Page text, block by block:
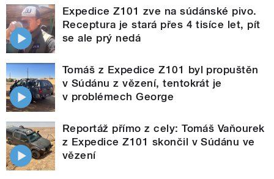
Expedice Z101 zve na súdánské pivo.
Receptura je stará přes 4 tisíce let, pít
se ale prý nedá
Tomáš z Expedice Z101 byl propuštěn
v Súdánu z vězení, tentokrát je
v problémech George
Reportáž přímo z cely: Tomáš Vaňourek
z Expedice Z101 skončil v Súdánu ve
vězení